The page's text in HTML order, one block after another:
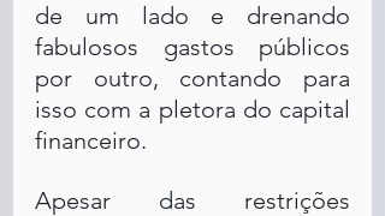
de um lado e drenando
fabulosos gastos públicos
por outro, contando para
isso com a pletora do capital
financeiro.
Apesar das restrições